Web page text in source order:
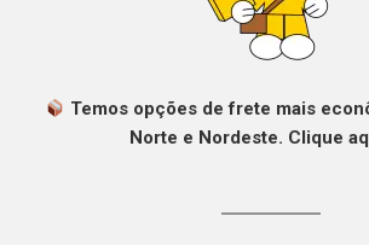
Temos opções de frete mais
Norte e Nordeste. Clique